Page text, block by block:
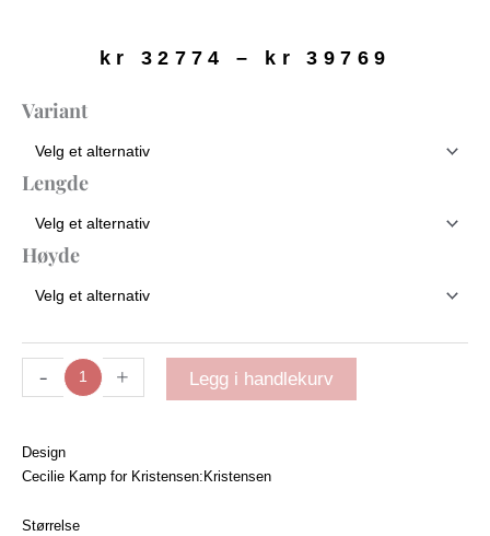
kr 32774 – kr 39769
Variant
Lengde
Høyde
-
Velvet
antall
+ Legg i handlekurv
Design
Cecilie Kamp for Kristensen:Kristensen
Størrelse